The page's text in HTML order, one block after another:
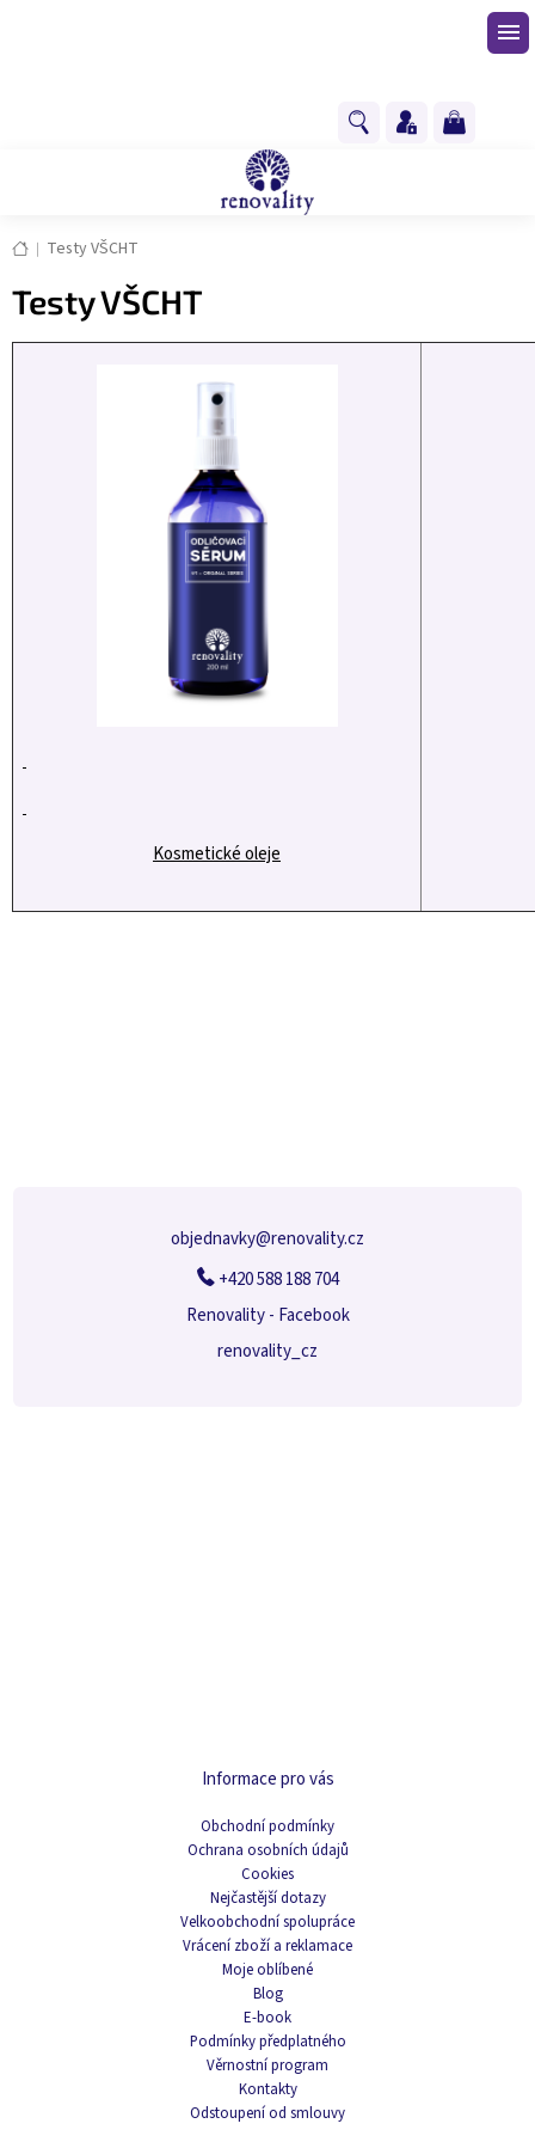
NÁKUPNÍ
Domů
Testy VŠCHT
Testy VŠCHT
Kosmetické oleje
Informace pro vás
Obchodní podmínky
Ochrana osobních údajů
Cookies
Nejčastější dotazy
Velkoobchodní spolupráce
Vrácení zboží a reklamace
Moje oblíbené
Blog
E-book
Podmínky předplatného
Věrnostní program
Kontakty
Odstoupení od smlouvy
objednavky@renovality.cz
+420 588 188 704
Renovality - Facebook
renovality_cz